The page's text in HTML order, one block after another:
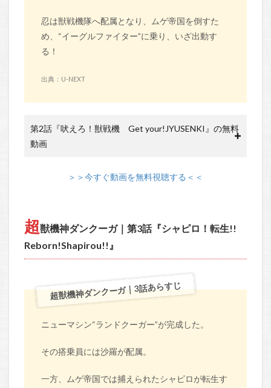
忍は獣戦機隊へ配属となり、ムゲ帝国を倒すた
め、“イーグルファイター”に乗り、いざ出動す
る！
出典：U-NEXT
第2話『吠えろ！獣戦機 Get your!JYUSENKI』の無料
動画
＞＞今すぐ動画を無料視聴する＜＜
超獣機神ダンクーガ｜第3話『シャピロ！転生!!
Reborn!Shapirou!!』
超獣機神ダンクーガ｜3話あらすじ
ニューマシン“ランドクーガー”が完成した。
その搭乗員には沙羅が配属。
一方、ムゲ帝国では捕えられたシャピロが転生す